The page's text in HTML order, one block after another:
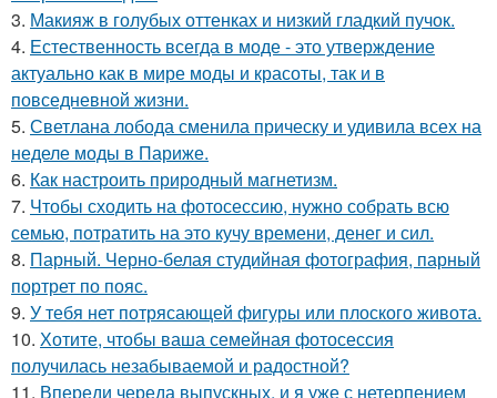
3. Макияж в голубых оттенках и низкий гладкий пучок.
4. Естественность всегда в моде - это утверждение
актуально как в мире моды и красоты, так и в
повседневной жизни.
5. Светлана лобода сменила прическу и удивила всех на
неделе моды в Париже.
6. Как настроить природный магнетизм.
7. Чтобы сходить на фотосессию, нужно собрать всю
семью, потратить на это кучу времени, денег и сил.
8. Парный. Черно-белая студийная фотография, парный
портрет по пояс.
9. У тебя нет потрясающей фигуры или плоского живота.
10. Хотите, чтобы ваша семейная фотосессия
получилась незабываемой и радостной?
11. Впереди череда выпускных, и я уже с нетерпением